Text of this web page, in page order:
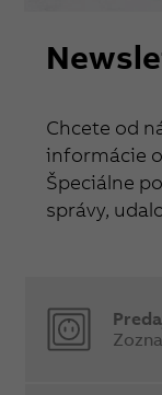
Chcete od
informácie o
Špeciálne
správy,